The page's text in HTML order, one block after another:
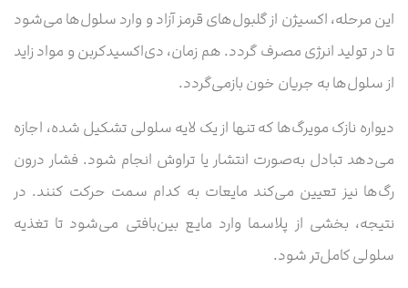
این مرحله، اکسیژن از گلبول‌های قرمز آزاد و وارد سلول‌ها می‌شود
تا در تولید انرژی مصرف گردد. هم‌ زمان، دی‌اکسیدکربن و مواد زاید
از سلول‌ها به جریان خون بازمی‌گردد.
دیواره نازک مویرگ‌ها که تنها از یک لایه سلولی تشکیل شده، اجازه
می‌دهد تبادل به‌صورت انتشار یا تراوش انجام شود. فشار درون
رگ‌ها نیز تعیین می‌کند مایعات به کدام سمت حرکت کنند. در
نتیجه، بخشی از پلاسما وارد مایع بین‌بافتی می‌شود تا تغذیه
سلولی کامل‌تر شود.